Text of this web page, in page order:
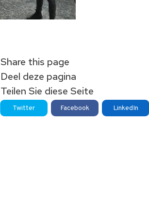
Share this page
Deel deze pagina
Teilen Sie diese Seite
Twitter Facebook LinkedIn